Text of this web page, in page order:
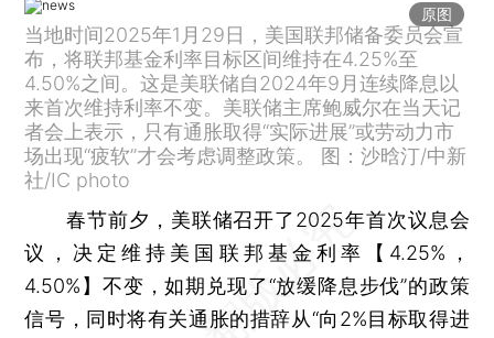
原图
当地时间2025年1月29日，美国联邦储备委员会宣
布，将联邦基金利率目标区间维持在4.25%至
4.50%之间。这是美联储自2024年9月连续降息以
来首次维持利率不变。美联储主席鲍威尔在当天记
者会上表示，只有通胀取得“实际进展”或劳动力市
场出现“疲软”才会考虑调整政策。 图：沙晗汀/中新
社/IC photo
春节前夕，美联储召开了2025年首次议息会
议，决定维持美国联邦基金利率【4.25%，
4.50%】不变，如期兑现了“放缓降息步伐”的政策
信号，同时将有关通胀的措辞从“向2%目标取得进